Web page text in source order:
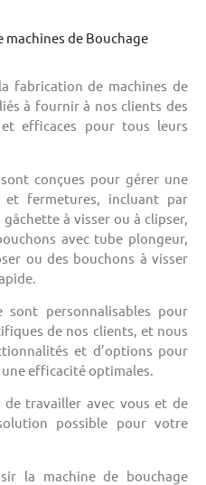
de Bouchage
fabrication de machines de
à fournir à nos clients des
efficaces pour tous leurs
conçues pour gérer une
et fermetures, incluant par
à visser ou à clipser,
avec tube plongeur,
ou des bouchons à visser
sont personnalisables pour
de nos clients, et nous
et d’options pour
efficacité optimales.
travailler avec vous et de
possible pour votre
la machine de bouchage